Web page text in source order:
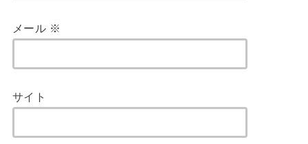
メール ※
サイト